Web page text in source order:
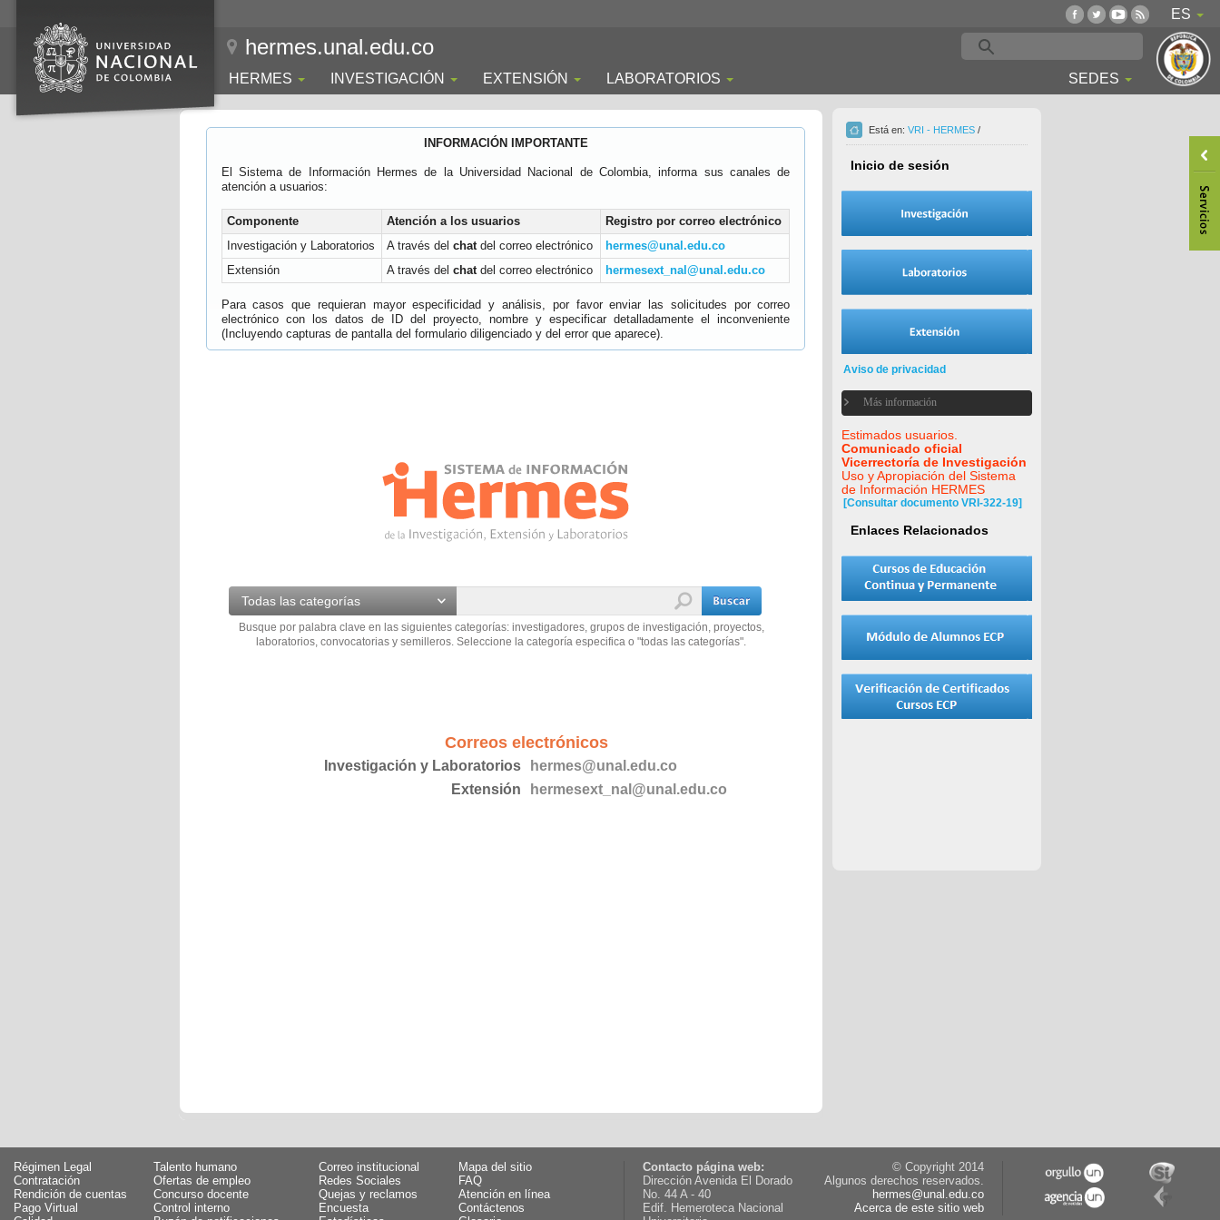
ES
hermes.unal.edu.co
HERMES INVESTIGACIÓN EXTENSIÓN LABORATORIOS SEDES
INFORMACIÓN IMPORTANTE
El Sistema de Información Hermes de la Universidad Nacional de Colombia, informa sus canales de
atención a usuarios:
Componente Atención a los usuarios
Registro por correo electrónico
Investigación y Laboratorios
A través del chatdel correo electrónico
hermes@unal.edu.co
Extensión
A través del chatdel correo electrónico hermesext_nal@unal.edu.co
Para casos que requieran mayor especificidad y análisis, por favor enviar las solicitudes por correo
electrónico con los datos de ID del proyecto, nombre y especificar detalladamente el inconveniente
(Incluyendo capturas de pantalla del formulario diligenciado y del error que aparece).
Todas las categorías
Busque por palabra clave en las siguientes categorías: investigadores, grupos de investigación, proyectos,
laboratorios, convocatorias y semilleros. Seleccione la categoría especifica o "todas las categorías".
Correos electrónicos
Investigación y Laboratorios
hermes@unal.edu.co
Extensión
hermesext_nal@unal.edu.co
Está en: VRI - HERMES /
Inicio de sesión
Aviso de privacidad
Más información
Estimados usuarios.
Comunicado oficial
Vicerrectoría de Investigación
Uso y Apropiación del Sistema
de Información HERMES
[Consultar documento VRI-322-19]
Enlaces Relacionados
Régimen Legal
Talento humano
Contratación
Ofertas de empleo
Rendición de cuentas
Concurso docente
Pago Virtual
Control interno
Correo institucional
Mapa del sitio
Redes Sociales
FAQ
Quejas y reclamos
Atención en línea
Encuesta
Contáctenos
Contacto página web:
Dirección Avenida El Dorado
No. 44 A - 40
Edif. Hemeroteca Nacional
© Copyright 2014
Algunos derechos reservados.
hermes@unal.edu.co
Acerca de este sitio web